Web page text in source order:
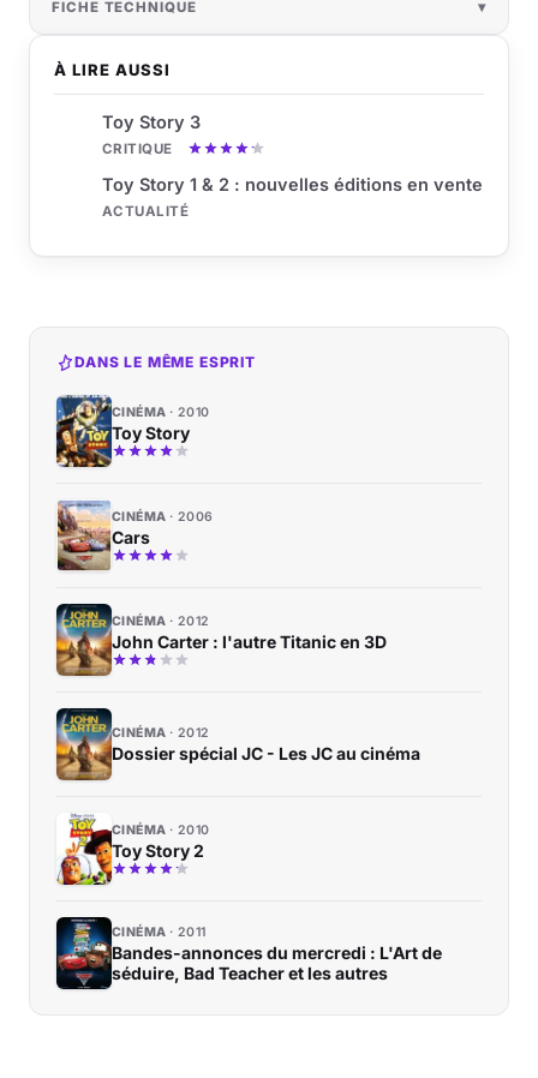
À LIRE AUSSI
Toy Story 3
CRITIQUE
Toy Story 1 & 2 : nouvelles éditions en vente
ACTUALITÉ
FICHE TECHNIQUE
DANS LE MÊME ESPRIT
CINÉMA 2010
Toy Story
CINÉMA 2006
Cars
CINÉMA 2012
John Carter : l'autre Titanic en 3D
CINÉMA 2012
Dossier spécial JC - Les JC au cinéma
CINÉMA 2010
Toy Story 2
CINÉMA 2011
Bandes-annonces du mercredi : L'Art de
séduire, Bad Teacher et les autres